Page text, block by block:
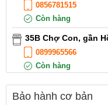
0856781515
Còn hàng
35B Chợ Con, gần
0899965566
Còn hàng
12 Điện Biên Phủ,
0916551212
Bảo hành cơ bản